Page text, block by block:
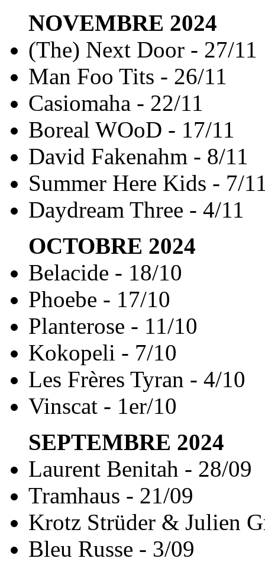
NOVEMBRE 2024
(The) Next Door - 27/11
Man Foo Tits - 26/11
Casiomaha - 22/11
Boreal WOoD - 17/11
David Fakenahm - 8/11
Summer Here Kids - 7/
Daydream Three - 4/11
OCTOBRE 2024
Belacide - 18/10
Phoebe - 17/10
Planterose - 11/10
Kokopeli - 7/10
Les Frères Tyran - 4/10
Vinscat - 1er/10
SEPTEMBRE 2024
Laurent Benitah - 28/09
Tramhaus - 21/09
Krotz Strüder & Julien
Bleu Russe - 3/09